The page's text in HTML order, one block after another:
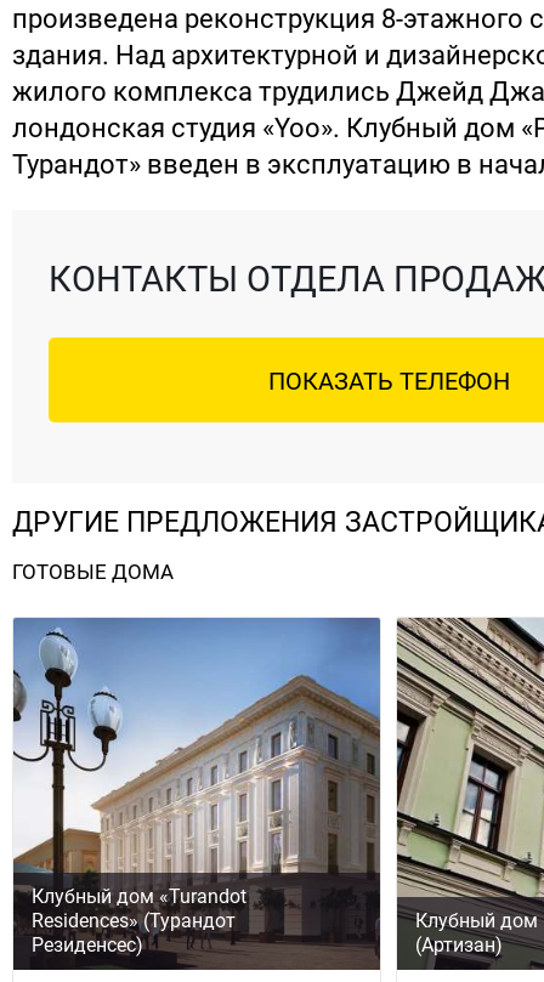
произведена реконструкция 8-этажного
здания. Над архитектурной и
жилого комплекса трудились Джейд
лондонская студия «Yoo». Клубный дом
Турандот» введен в эксплуатацию в
КОНТАКТЫ ОТДЕЛА
ПОКАЗАТЬ ТЕЛЕФОН
ДРУГИЕ ПРЕДЛОЖЕНИЯ
ГОТОВЫЕ ДОМА
Клубный дом «Turandot
Residences» (Турандот
Резиденсес)
Клубный дом
(Артизан)